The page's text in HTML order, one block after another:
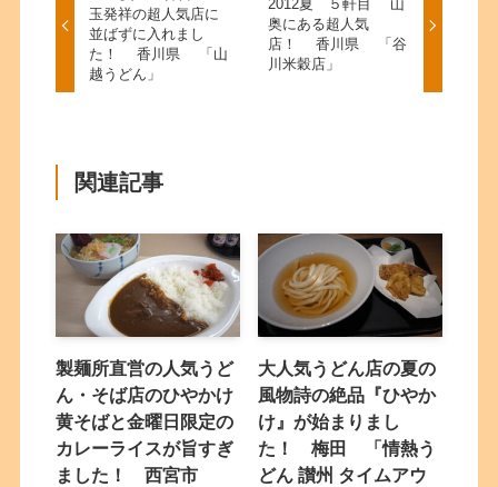
玉発祥の超人気店に
並ばずに入れまし
た！ 香川県 「山
越うどん」
2012夏 ５軒目 山
奥にある超人気
店！ 香川県 「谷
川米穀店」
関連記事
製麺所直営の人気うど
ん・そば店のひやかけ
黄そばと金曜日限定の
カレーライスが旨すぎ
ました！ 西宮市
大人気うどん店の夏の
風物詩の絶品『ひやか
け』が始まりまし
た！ 梅田 「情熱う
どん 讃州 タイムアウ